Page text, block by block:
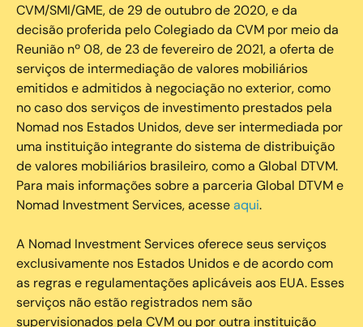
CVM/SMI/GME, de 29 de outubro de 2020, e da
decisão proferida pelo Colegiado da CVM por meio da
Reunião nº 08, de 23 de fevereiro de 2021, a oferta de
serviços de intermediação de valores mobiliários
emitidos e admitidos à negociação no exterior, como
no caso dos serviços de investimento prestados pela
Nomad nos Estados Unidos, deve ser intermediada por
uma instituição integrante do sistema de distribuição
de valores mobiliários brasileiro, como a Global DTVM.
Para mais informações sobre a parceria Global DTVM e
Nomad Investment Services, acesseaqui.
A Nomad Investment Services oferece seus serviços
exclusivamente nos Estados Unidos e de acordo com
as regras e regulamentações aplicáveis aos EUA. Esses
serviços não estão registrados nem são
supervisionados pela CVM ou por outra instituição